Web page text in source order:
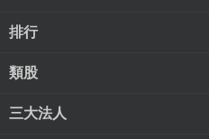
排行
類股
三大法人